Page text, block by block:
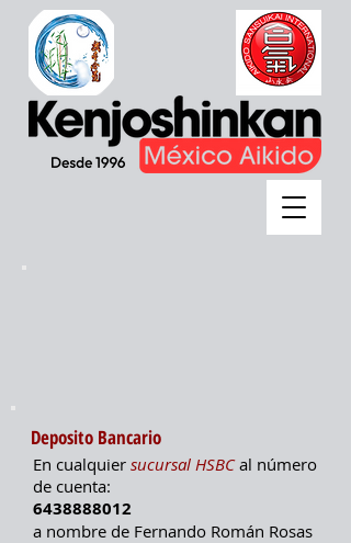
Deposito Bancario
En cualquier sucursal HSBCal número
de cuenta:
6438888012
a nombre de Fernando Román Rosas